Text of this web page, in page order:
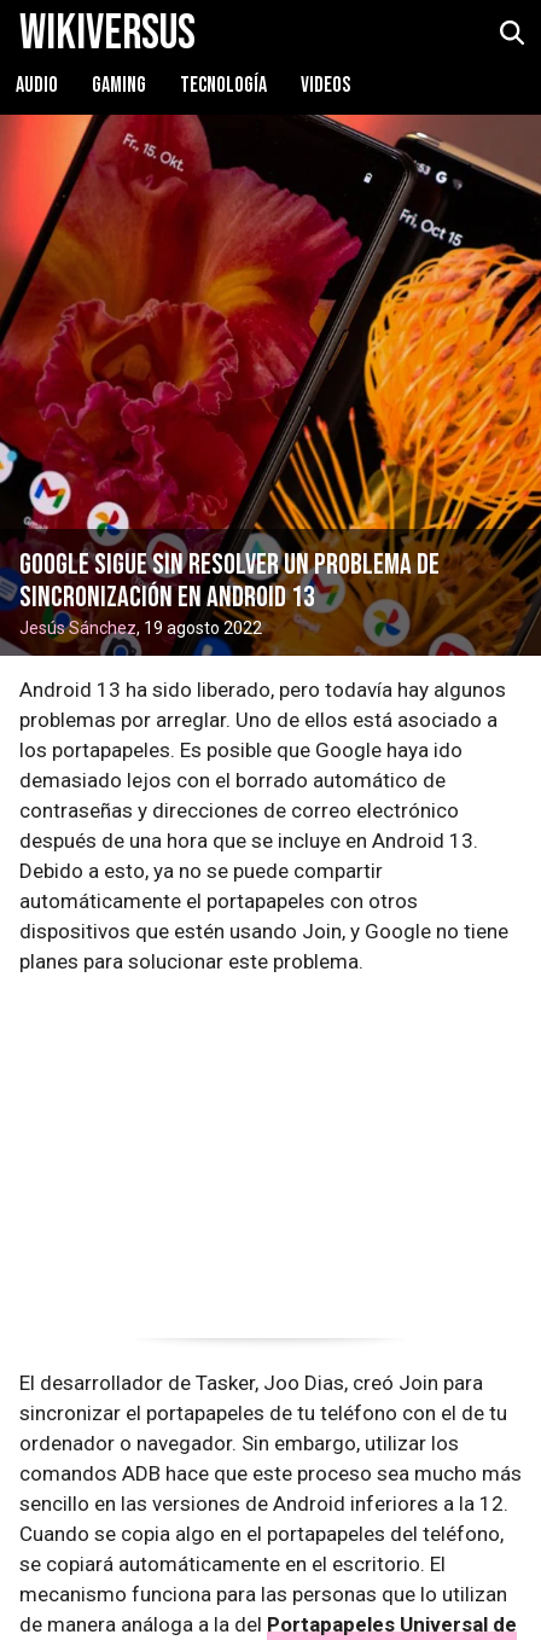
WikiVersus
AUDIO GAMING TECNOLOGÍA VIDEOS
Google sigue sin resolver un problema de
sincronización en Android 13
Jesús Sánchez, 19 agosto 2022
Android 13 ha sido liberado, pero todavía hay algunos
problemas por arreglar. Uno de ellos está asociado a
los portapapeles. Es posible que Google haya ido
demasiado lejos con el borrado automático de
contraseñas y direcciones de correo electrónico
después de una hora que se incluye en Android 13.
Debido a esto, ya no se puede compartir
automáticamente el portapapeles con otros
dispositivos que estén usando Join, y Google no tiene
planes para solucionar este problema.
El desarrollador de Tasker, Joo Dias, creó Join para
sincronizar el portapapeles de tu teléfono con el de tu
ordenador o navegador. Sin embargo, utilizar los
comandos ADB hace que este proceso sea mucho más
sencillo en las versiones de Android inferiores a la 12.
Cuando se copia algo en el portapapeles del teléfono,
se copiará automáticamente en el escritorio. El
mecanismo funciona para las personas que lo utilizan
de manera análoga a la del Portapapeles Universal de